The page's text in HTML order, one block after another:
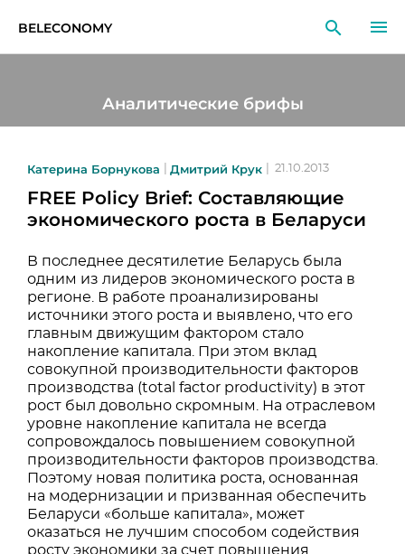
BELECONOMY
ИССЛЕДОВАНИЯ
ОБРАЗОВАНИЕ
СОБЫТИЯ
Аналитические брифы
Катерина Борнукова Дмитрий Крук 21.10.2013
FREE Policy Brief: Составляющие
экономического роста в Беларуси
В последнее десятилетие Беларусь была
одним из лидеров экономического роста в
регионе. В работе проанализированы
источники этого роста и выявлено, что его
главным движущим фактором стало
накопление капитала. При этом вклад
совокупной производительности факторов
производства (total factor productivity) в этот
рост был довольно скромным. На отраслевом
уровне накопление капитала не всегда
сопровождалось повышением совокупной
производительности факторов производства.
Поэтому новая политика роста, основанная
на модернизации и призванная обеспечить
Беларуси «больше капитала», может
оказаться не лучшим способом содействия
росту экономики за счет повышения